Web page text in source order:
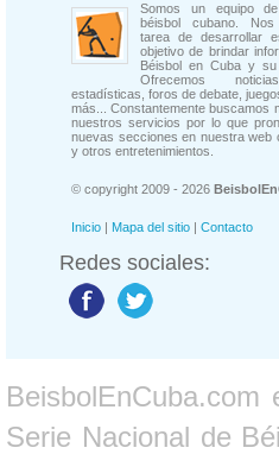
Somos un equipo
béisbol cubano.
tarea de desarrollar
objetivo de brindar
Béisbol en Cuba y su
Ofrecemos
estadísticas, foros de debate,
más... Constantemente buscamos
nuestros servicios por lo que
nuevas secciones en nuestra web
y otros entretenimientos.
© copyright 2009 - 2026
Inicio | Mapa del sitio | Contacto
Redes sociales:
Serie Nacional de